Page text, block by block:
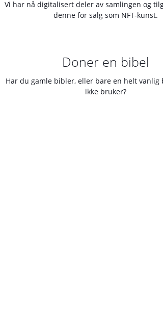
Vi har nå digitalisert deler av samlingen og
denne for salg som NFT-kunst.
Doner en bibel
Har du gamle bibler, eller bare en helt vanlig
ikke bruker?